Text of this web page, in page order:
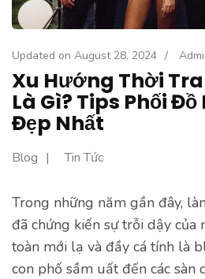
Updated on August 28, 2024 /
Xu Hướng Thời
Là Gì? Tips Phối
Đẹp Nhất
Blog Tin Tức
Trong những năm gần đây,
đã chứng kiến sự trỗi dậy của
toàn mới lạ và đầy cá tính là
con phố sầm uất đến các sàn